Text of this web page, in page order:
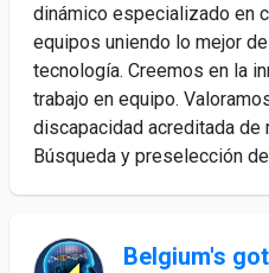
dinámico especializado en
equipos uniendo lo mejor
tecnología. Creemos en la
trabajo en equipo.
discapacidad acreditada de
Búsqueda y preselección
Belgium's